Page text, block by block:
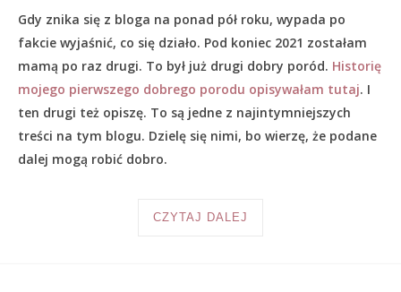
Gdy znika się z bloga na ponad pół roku, wypada po
fakcie wyjaśnić, co się działo. Pod koniec 2021 zostałam
mamą po raz drugi. To był już drugi dobry poród. Historię
mojego pierwszego dobrego porodu opisywałam tutaj. I
ten drugi też opiszę. To są jedne z najintymniejszych
treści na tym blogu. Dzielę się nimi, bo wierzę, że podane
dalej mogą robić dobro.
CZYTAJ DALEJ